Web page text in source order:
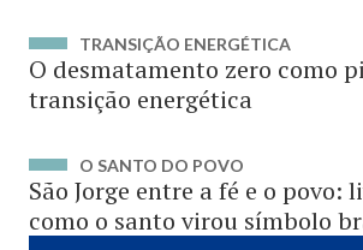
TRANSIÇÃO ENERGÉTICA
O desmatamento zero como
transição energética
O SANTO DO POVO
São Jorge entre a fé e o povo:
como o santo virou símbolo